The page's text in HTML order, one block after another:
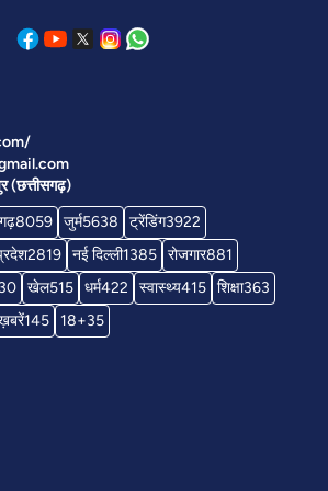
(छत्तीसगढ़)
8059 जुर्म5638 ट्रेंडिंग3922
2819 नई दिल्ली1385 रोजगार881
खेल515 धर्म422 स्वास्थ्य415 शिक्षा363
145 18+35